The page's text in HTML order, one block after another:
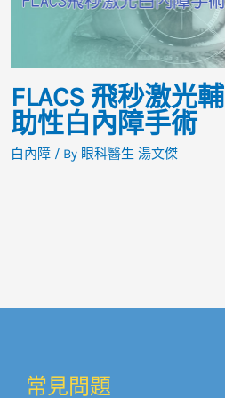
FLACS 飛秒激光輔
助性白內障手術​
白內障/ By 眼科醫生 湯文傑
常見問題